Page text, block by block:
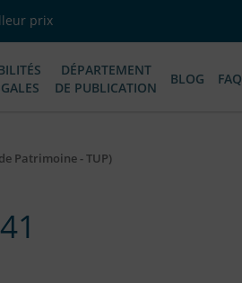
prix
DÉPARTEMENT
DE PUBLICATION
BLOG FAQ
Patrimoine - TUP)